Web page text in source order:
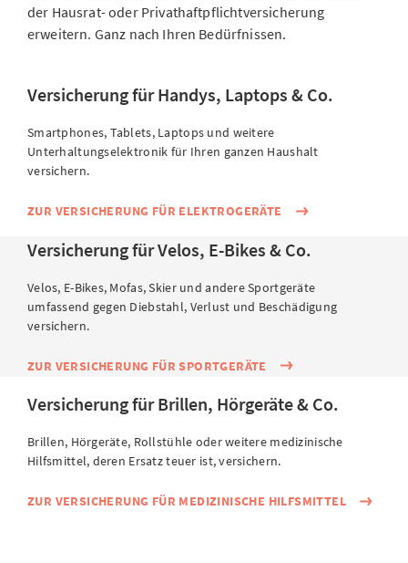
der Hausrat- oder Privathaftpflichtversicherung
erweitern. Ganz nach Ihren Bedürfnissen.
Versicherung für Handys, Laptops & Co.
Smartphones, Tablets, Laptops und weitere
Unterhaltungselektronik für Ihren ganzen Haushalt
versichern.
ZUR VERSICHERUNG FÜR ELEKTROGERÄTE
Versicherung für Velos, E-Bikes & Co.
Velos, E-Bikes, Mofas, Skier und andere Sportgeräte
umfassend gegen Diebstahl, Verlust und Beschädigung
versichern.
ZUR VERSICHERUNG FÜR SPORTGERÄTE
Versicherung für Brillen, Hörgeräte & Co.
Brillen, Hörgeräte, Rollstühle oder weitere medizinische
Hilfsmittel, deren Ersatz teuer ist, versichern.
ZUR VERSICHERUNG FÜR MEDIZINISCHE HILFSMITTEL